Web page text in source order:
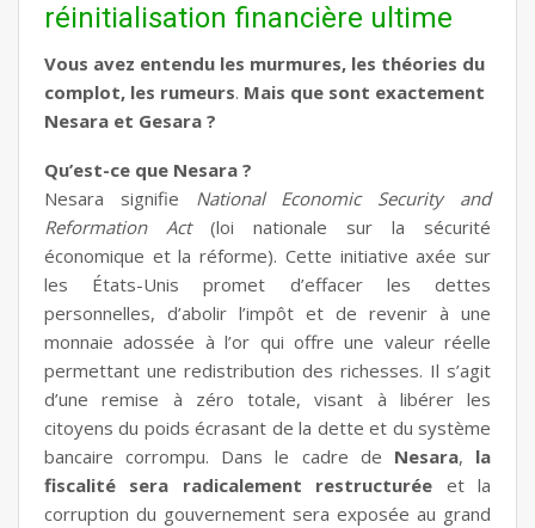
réinitialisation financière ultime
Vous avez entendu les murmures, les théories du
complot, les rumeurs. Mais que sont exactement
Nesara et Gesara ?
Qu’est-ce que Nesara ?
Nesara signifie National Economic Security and
Reformation Act(loi nationale sur la sécurité
économique et la réforme). Cette initiative axée sur
les États-Unis promet d’effacer les dettes
personnelles, d’abolir l’impôt et de revenir à une
monnaie adossée à l’or qui offre une valeur réelle
permettant une redistribution des richesses. Il s’agit
d’une remise à zéro totale, visant à libérer les
citoyens du poids écrasant de la dette et du système
bancaire corrompu. Dans le cadre de Nesara, la
fiscalité sera radicalement restructurée et la
corruption du gouvernement sera exposée au grand